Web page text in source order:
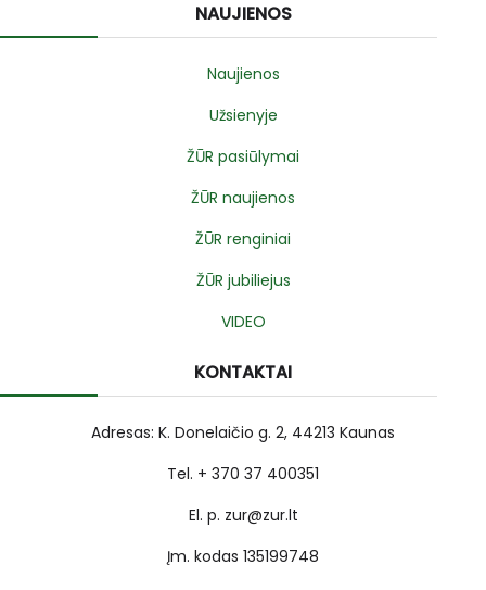
NAUJIENOS
Naujienos
Užsienyje
ŽŪR pasiūlymai
ŽŪR naujienos
ŽŪR renginiai
ŽŪR jubiliejus
VIDEO
KONTAKTAI
Adresas: K. Donelaičio g. 2, 44213 Kaunas
Tel. + 370 37 400351
El. p. zur@zur.lt
Įm. kodas 135199748